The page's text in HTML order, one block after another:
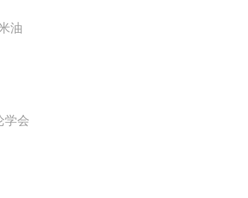
油
学会